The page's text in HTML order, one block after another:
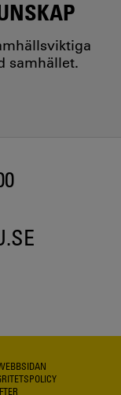
samhället.